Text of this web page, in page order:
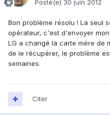
Posté(e) 30 juin 2012
Bon problème résolu ! La seul
opérateur, c'est d'envoyer
LG a changé la carte mère de
de le récupérer, le problème
semaines.
Citer